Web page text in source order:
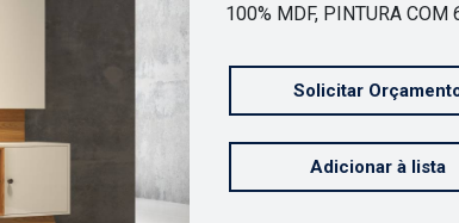
100% MDF, PINTURA COM
Solicitar
Adicionar à lista